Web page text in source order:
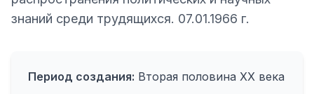
знаний среди трудящихся. 07.01.1966 г.
Период создания: Вторая половина XX века